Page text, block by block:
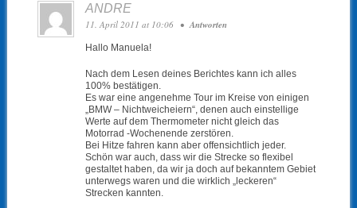
ANDRE
11. April 2011 at 10:06 • Antworten
Hallo Manuela!
Nach dem Lesen deines Berichtes kann ich alles
100% bestätigen.
Es war eine angenehme Tour im Kreise von einigen
„BMW – Nichtweicheiern“, denen auch einstellige
Werte auf dem Thermometer nicht gleich das
Motorrad -Wochenende zerstören.
Bei Hitze fahren kann aber offensichtlich jeder.
Schön war auch, dass wir die Strecke so flexibel
gestaltet haben, da wir ja doch auf bekanntem Gebiet
unterwegs waren und die wirklich „leckeren“
Strecken kannten.